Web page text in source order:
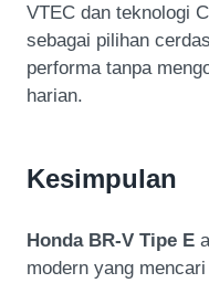
VTEC dan teknologi
sebagai pilihan
performa tanpa
harian.
Kesimpulan
Honda BR-V Tipe E
modern yang